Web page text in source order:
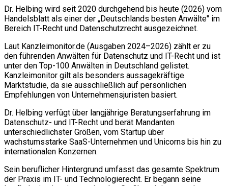
Dr. Helbing wird seit 2020 durchgehend bis heute (2026) vom
Handelsblatt als einer der „Deutschlands besten Anwälte" im
Bereich IT-Recht und Datenschutzrecht ausgezeichnet.
Laut Kanzleimonitor.de (Ausgaben 2024–2026) zählt er zu
den führenden Anwälten für Datenschutz und IT-Recht und ist
unter den Top-100 Anwälten in Deutschland gelistet.
Kanzleimonitor gilt als besonders aussagekräftige
Marktstudie, da sie ausschließlich auf persönlichen
Empfehlungen von Unternehmensjuristen basiert.
Dr. Helbing verfügt über langjährige Beratungserfahrung im
Datenschutz- und IT-Recht und berät Mandanten
unterschiedlichster Größen, vom Startup über
wachstumsstarke SaaS-Unternehmen und Unicorns bis hin zu
internationalen Konzernen.
Sein beruflicher Hintergrund umfasst das gesamte Spektrum
der Praxis im IT- und Technologierecht. Er begann seine